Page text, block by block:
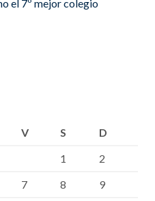
el 7º mejor colegio
V S
D
1
2
7 8
9